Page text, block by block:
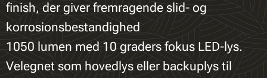
finish, der giver fremragende slid- og
korrosionsbestandighed
1050 lumen med 10 graders fokus LED-lys.
Velegnet som hovedlys eller backuplys til